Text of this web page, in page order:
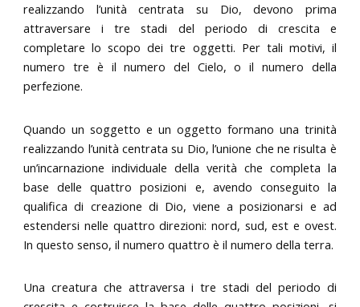
realizzando l’unità centrata su Dio, devono prima
attraversare i tre stadi del periodo di crescita e
completare lo scopo dei tre oggetti. Per tali motivi, il
numero tre è il numero del Cielo, o il numero della
perfezione.
Quando un soggetto e un oggetto formano una trinità
realizzando l’unità centrata su Dio, l’unione che ne risulta è
un’incarnazione individuale della verità che completa la
base delle quattro posizioni e, avendo conseguito la
qualifica di creazione di Dio, viene a posizionarsi e ad
estendersi nelle quattro direzioni: nord, sud, est e ovest.
In questo senso, il numero quattro è il numero della terra.
Una creatura che attraversa i tre stadi del periodo di